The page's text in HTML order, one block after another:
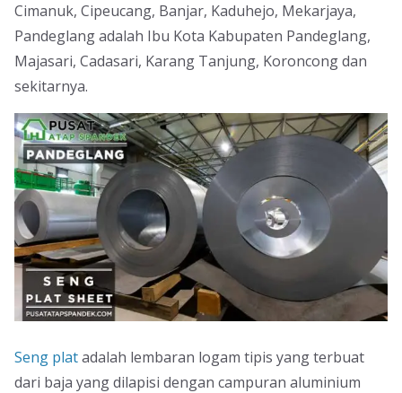
Cimanuk, Cipeucang, Banjar, Kaduhejo, Mekarjaya,
Pandeglang adalah Ibu Kota Kabupaten Pandeglang,
Majasari, Cadasari, Karang Tanjung, Koroncong dan
sekitarnya.
Seng platadalah lembaran logam tipis yang terbuat
dari baja yang dilapisi dengan campuran aluminium